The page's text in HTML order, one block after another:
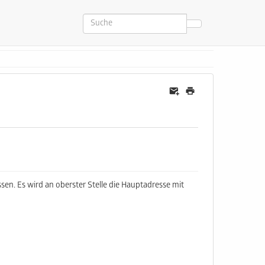
Es wird an oberster Stelle die Hauptadresse mit